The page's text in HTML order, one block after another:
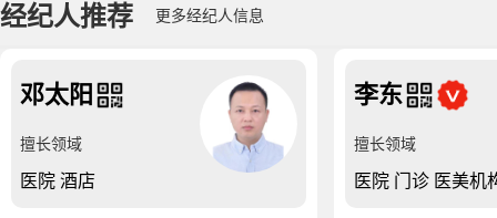
经纪人推荐 更多经纪人信息
邓太阳
擅长领域
医院 酒店
李东
擅长领域
医院 门诊 医美机